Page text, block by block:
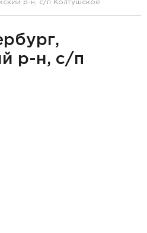
р-н, с/п Колтушское
р-н, с/п